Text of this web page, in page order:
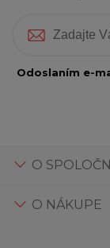
Odoslaním e-
O
O NÁKUPE